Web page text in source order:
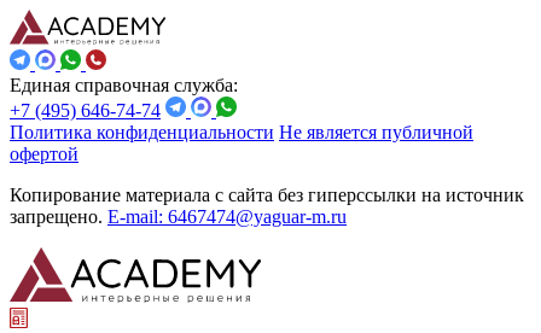
Единая справочная служба:
+7 (495) 646-74-74
Политика конфиденциальности Не является публичной
офертой
Копирование материала с сайта без гиперссылки на источник
запрещено. E-mail: 6467474@yaguar-m.ru